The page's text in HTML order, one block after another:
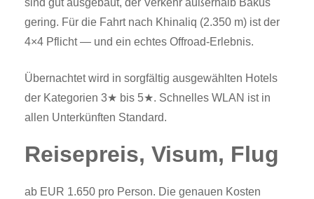
gering. Für die Fahrt nach Khinaliq (2.350 m) ist der
4×4 Pflicht — und ein echtes Offroad-Erlebnis.
Übernachtet wird in sorgfältig ausgewählten Hotels
der Kategorien 3★ bis 5★. Schnelles WLAN ist in
allen Unterkünften Standard.
Reisepreis, Visum, Flug
ab EUR 1.650 pro Person. Die genauen Kosten